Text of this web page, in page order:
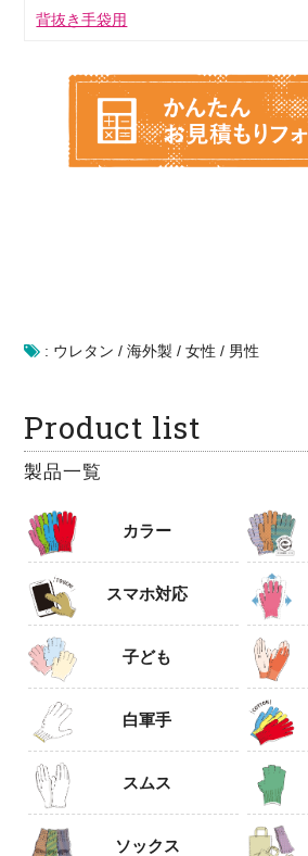
背抜き手袋用
: ウレタン /海外製 /女性 / 男性
Product list
製品一覧
カラー
スマホ対応
子ども
白軍手
スムス
ソックス